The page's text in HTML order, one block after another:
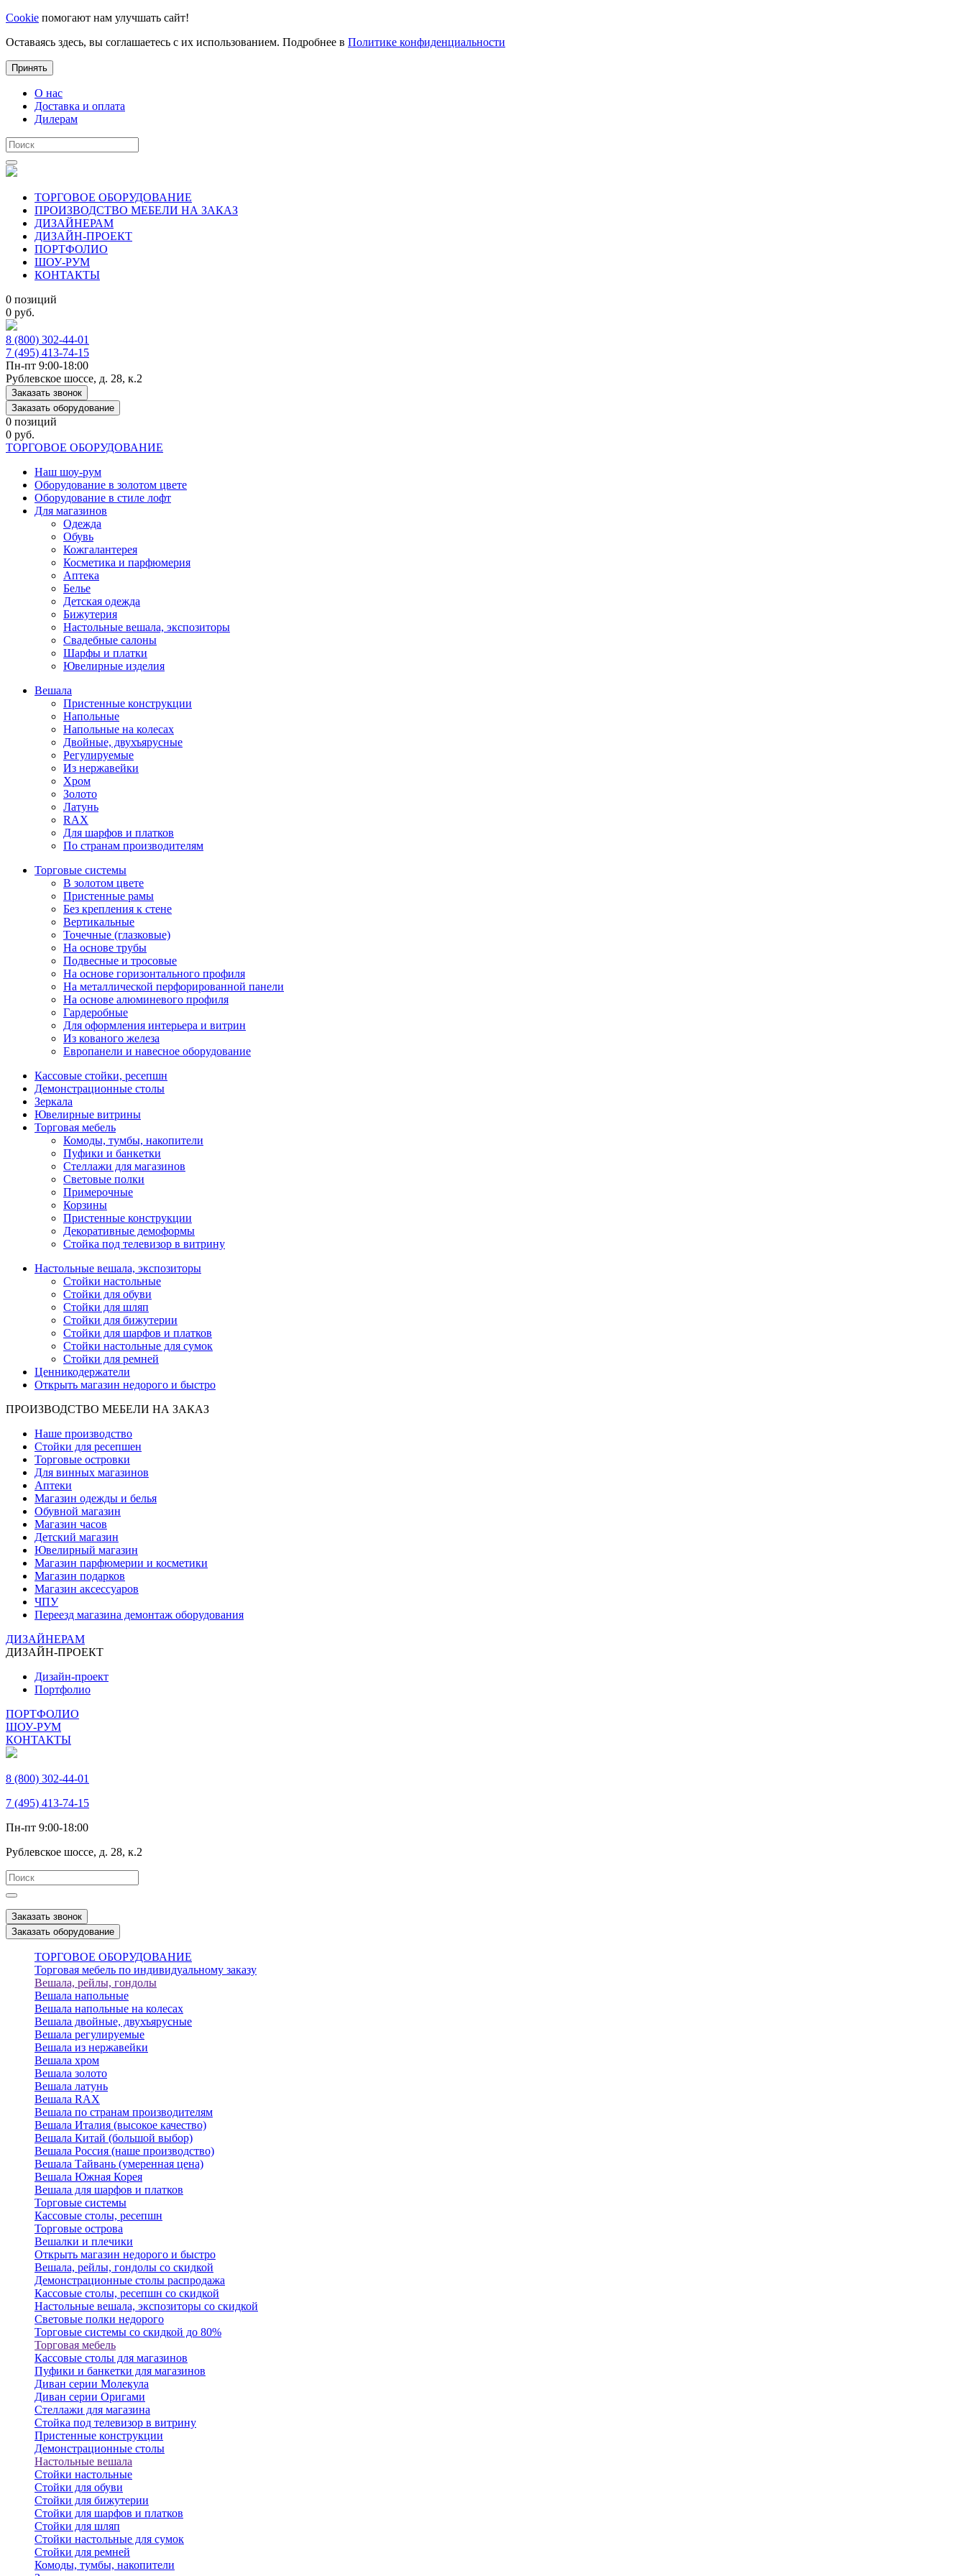
Cookie помогают нам улучшать сайт!
Оставаясь здесь, вы соглашаетесь с их использованием. Подробнее в Политике конфиденциальности
Принять
О нас
Доставка и оплата
Дилерам
ТОРГОВОЕ ОБОРУДОВАНИЕ
ПРОИЗВОДСТВО МЕБЕЛИ НА ЗАКАЗ
ДИЗАЙНЕРАМ
ДИЗАЙН-ПРОЕКТ
ПОРТФОЛИО
ШОУ-РУМ
КОНТАКТЫ
0 позиций
0 руб.
8 (800) 302-44-01
7 (495) 413-74-15
Пн-пт 9:00-18:00
Рублевское шоссе, д. 28, к.2
Заказать звонок
Заказать оборудование
0 позиций
0 руб.
ТОРГОВОЕ ОБОРУДОВАНИЕ
Наш шоу-рум
Оборудование в золотом цвете
Оборудование в стиле лофт
Для магазинов
Одежда
Обувь
Кожгалантерея
Косметика и парфюмерия
Аптека
Белье
Детская одежда
Бижутерия
Настольные вешала, экспозиторы
Свадебные салоны
Шарфы и платки
Ювелирные изделия
Вешала
Пристенные конструкции
Напольные
Напольные на колесах
Двойные, двухъярусные
Регулируемые
Из нержавейки
Хром
Золото
Латунь
RAX
Для шарфов и платков
По странам производителям
Торговые системы
В золотом цвете
Пристенные рамы
Без крепления к стене
Вертикальные
Точечные (глазковые)
На основе трубы
Подвесные и тросовые
На основе горизонтального профиля
На металлической перфорированной панели
На основе алюминевого профиля
Гардеробные
Для оформления интерьера и витрин
Из кованого железа
Европанели и навесное оборудование
Кассовые стойки, ресепшн
Демонстрационные столы
Зеркала
Ювелирные витрины
Торговая мебель
Комоды, тумбы, накопители
Пуфики и банкетки
Стеллажи для магазинов
Световые полки
Примерочные
Корзины
Пристенные конструкции
Декоративные демоформы
Стойка под телевизор в витрину
Настольные вешала, экспозиторы
Стойки настольные
Стойки для обуви
Стойки для шляп
Стойки для бижутерии
Стойки для шарфов и платков
Стойки настольные для сумок
Стойки для ремней
Ценникодержатели
Открыть магазин недорого и быстро
ПРОИЗВОДСТВО МЕБЕЛИ НА ЗАКАЗ
Наше производство
Стойки для ресепшен
Торговые островки
Для винных магазинов
Аптеки
Магазин одежды и белья
Обувной магазин
Магазин часов
Детский магазин
Ювелирный магазин
Магазин парфюмерии и косметики
Магазин подарков
Магазин аксессуаров
ЧПУ
Переезд магазина демонтаж оборудования
ДИЗАЙНЕРАМ
ДИЗАЙН-ПРОЕКТ
Дизайн-проект
Портфолио
ПОРТФОЛИО
ШОУ-РУМ
КОНТАКТЫ
8 (800) 302-44-01
7 (495) 413-74-15
Пн-пт 9:00-18:00
Рублевское шоссе, д. 28, к.2
Заказать звонок
Заказать оборудование
ТОРГОВОЕ ОБОРУДОВАНИЕ
Торговая мебель по индивидуальному заказу
Вешала, рейлы, гондолы
Вешала напольные
Вешала напольные на колесах
Вешала двойные, двухъярусные
Вешала регулируемые
Вешала из нержавейки
Вешала хром
Вешала золото
Вешала латунь
Вешала RAX
Вешала по странам производителям
Вешала Италия (высокое качество)
Вешала Китай (большой выбор)
Вешала Россия (наше производство)
Вешала Тайвань (умеренная цена)
Вешала Южная Корея
Вешала для шарфов и платков
Торговые системы
Кассовые столы, ресепшн
Торговые острова
Вешалки и плечики
Открыть магазин недорого и быстро
Вешала, рейлы, гондолы со скидкой
Демонстрационные столы распродажа
Кассовые столы, ресепшн со скидкой
Настольные вешала, экспозиторы со скидкой
Световые полки недорого
Торговые системы со скидкой до 80%
Торговая мебель
Кассовые столы для магазинов
Пуфики и банкетки для магазинов
Диван серии Молекула
Диван серии Оригами
Стеллажи для магазина
Стойка под телевизор в витрину
Пристенные конструкции
Демонстрационные столы
Настольные вешала
Стойки настольные
Стойки для обуви
Стойки для бижутерии
Стойки для шарфов и платков
Стойки для шляп
Стойки настольные для сумок
Стойки для ремней
Комоды, тумбы, накопители